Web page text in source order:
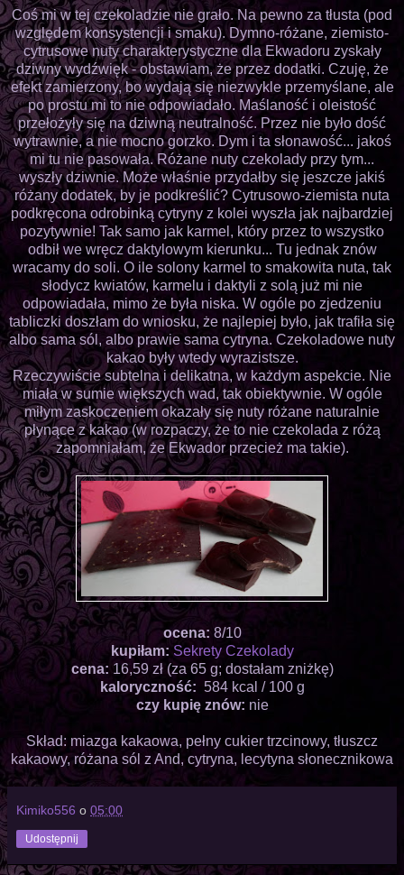
Coś mi w tej czekoladzie nie grało. Na pewno za tłusta (pod
względem konsystencji i smaku). Dymno-różane, ziemisto-
cytrusowe nuty charakterystyczne dla Ekwadoru zyskały
dziwny wydźwięk - obstawiam, że przez dodatki. Czuję, że
efekt zamierzony, bo wydają się niezwykle przemyślane, ale
po prostu mi to nie odpowiadało. Maślaność i oleistość
przełożyły się na dziwną neutralność. Przez nie było dość
wytrawnie, a nie mocno gorzko. Dym i ta słonawość... jakoś
mi tu nie pasowała. Różane nuty czekolady przy tym...
wyszły dziwnie. Może właśnie przydałby się jeszcze jakiś
różany dodatek, by je podkreślić? Cytrusowo-ziemista nuta
podkręcona odrobinką cytryny z kolei wyszła jak najbardziej
pozytywnie! Tak samo jak karmel, który przez to wszystko
odbił we wręcz daktylowym kierunku... Tu jednak znów
wracamy do soli. O ile solony karmel to smakowita nuta, tak
słodycz kwiatów, karmelu i daktyli z solą już mi nie
odpowiadała, mimo że była niska. W ogóle po zjedzeniu
tabliczki doszłam do wniosku, że najlepiej było, jak trafiła się
albo sama sól, albo prawie sama cytryna. Czekoladowe nuty
kakao były wtedy wyrazistsze.
Rzeczywiście subtelna i delikatna, w każdym aspekcie. Nie
miała w sumie większych wad, tak obiektywnie. W ogóle
miłym zaskoczeniem okazały się nuty różane naturalnie
płynące z kakao (w rozpaczy, że to nie czekolada z różą
zapomniałam, że Ekwador przecież ma takie).
ocena: 8/10
kupiłam: Sekrety Czekolady
cena: 16,59 zł (za 65 g; dostałam zniżkę)
kaloryczność: 584 kcal / 100 g
czy kupię znów: nie
Skład: miazga kakaowa, pełny cukier trzcinowy, tłuszcz
kakaowy, różana sól z And, cytryna, lecytyna słonecznikowa
Kimiko556 o 05:00
Udostępnij